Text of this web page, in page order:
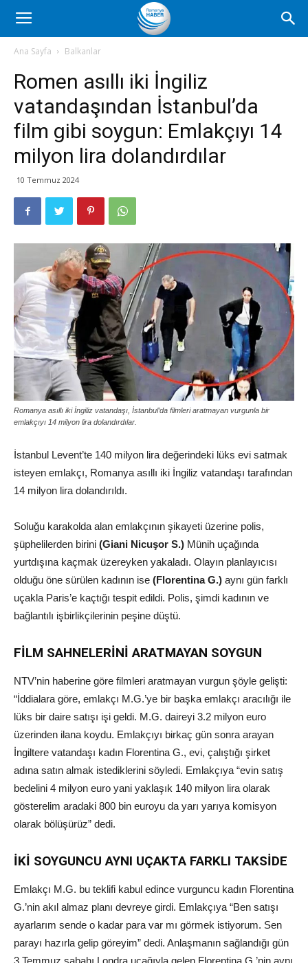
Romanya
Haber
Ana Sayfa Balkanlar
Romen asıllı iki İngiliz
vatandaşından İstanbul’da
film gibi soygun: Emlakçıyı 14
milyon lira dolandırdılar
10 Temmuz 2024
Romanya asıllı iki İngiliz vatandaşı, İstanbul’da filmleri aratmayan vurgunla bir
emlakçıyı 14 milyon lira dolandırdılar.
İstanbul Levent’te 140 milyon lira değerindeki lüks evi satmak
isteyen emlakçı, Romanya asıllı iki İngiliz vatandaşı tarafından
14 milyon lira dolandırıldı.
Soluğu karakolda alan emlakçının şikayeti üzerine polis,
şüphelilerden birini (Giani Nicuşor S.) Münih uçağında
yurtdışına kaçmak üzereyken yakaladı. Olayın planlayıcısı
olduğu öne sürülen kadının ise (Florentina G.) aynı gün farklı
uçakla Paris’e kaçtığı tespit edildi. Polis, şimdi kadının ve
bağlantılı işbirlikçilerinin peşine düştü.
FİLM SAHNELERİNİ ARATMAYAN SOYGUN
NTV’nin haberine göre filmleri aratmayan vurgun şöyle gelişti:
“İddialara göre, emlakçı M.G.’ye bir başka emlakçı aracılığı ile
lüks bir daire satışı işi geldi. M.G. daireyi 3.2 milyon euro
üzerinden ilana koydu. Emlakçıyı birkaç gün sonra arayan
İngiltere vatandaşı kadın Florentina G., evi, çalıştığı şirket
adına satın almak istediklerini söyledi. Emlakçıya “evin satış
bedelini 4 milyon euro yani yaklaşık 140 milyon lira olarak
gösterelim aradaki 800 bin euroyu da yarı yarıya komisyon
olarak bölüşürüz” dedi.
İKİ SOYGUNCU AYNI UÇAKTA FARKLI TAKSİDE
Emlakçı M.G. bu teklifi kabul edince vurguncu kadın Florentina
G.’nin akıl almaz planı devreye girdi. Emlakçıya “Ben satışı
ayarlarım sende o kadar para var mı görmek istiyorum. Sen
parayı hazırla gelip göreyim” dedi. Anlaşmanın sağlandığı gün